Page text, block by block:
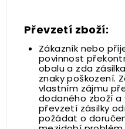
Převzetí zboží:
Zákazník nebo
povinnost
obalu a zda
znaky poškození.
vlastním zájmu
dodaného zboží
převzetí zásilky
požádat o